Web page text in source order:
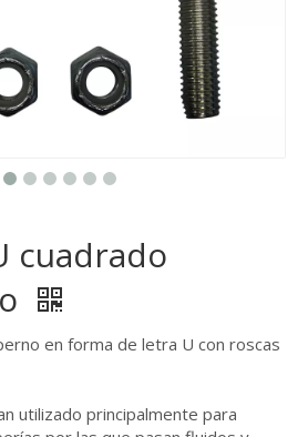
cuadrado
en forma de letra U con roscas
utilizado principalmente para